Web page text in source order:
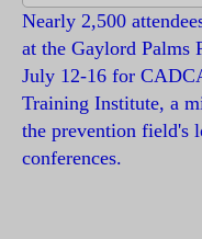
Nearly 2,500
at the Gaylord Palms
July 12-16 for
Training Institute, a
the prevention field's
conferences.